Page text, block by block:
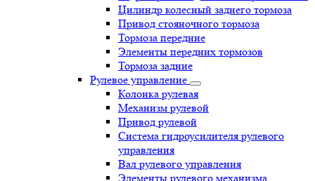
Цилиндр колесный заднего тормоза
Привод стояночного тормоза
Тормоза передние
Элементы передних тормозов
Тормоза задние
Рулевое управление
Колонка рулевая
Механизм рулевой
Привод рулевой
Система гидроусилителя рулевого
управления
Вал рулевого управления
Элементы рулевого механизма